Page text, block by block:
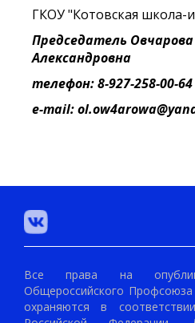
ГКОУ "Котовская школа-
Председатель
Александровна
телефон: 8-927-258-00-64
e-mail:
Все права на
Общероссийского
охраняются в